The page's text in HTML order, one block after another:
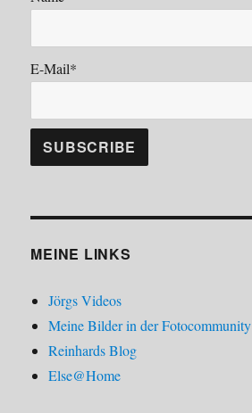
E-Mail*
MEINE LINKS
Jörgs Videos
Meine Bilder in der Fotocommunity
Reinhards Blog
Else@Home